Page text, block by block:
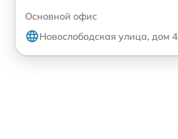
Основной офис
Новослободская улица, дом 4